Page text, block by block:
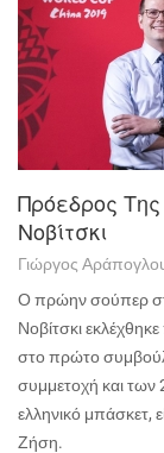
Πρόεδρος
Νοβίτσκι
Γιώργος
Ο πρώην σούπερ
Νοβίτσκι
στο πρώτο
συμμετοχή και των
ελληνικό μπάσκετ,
Ζήση.